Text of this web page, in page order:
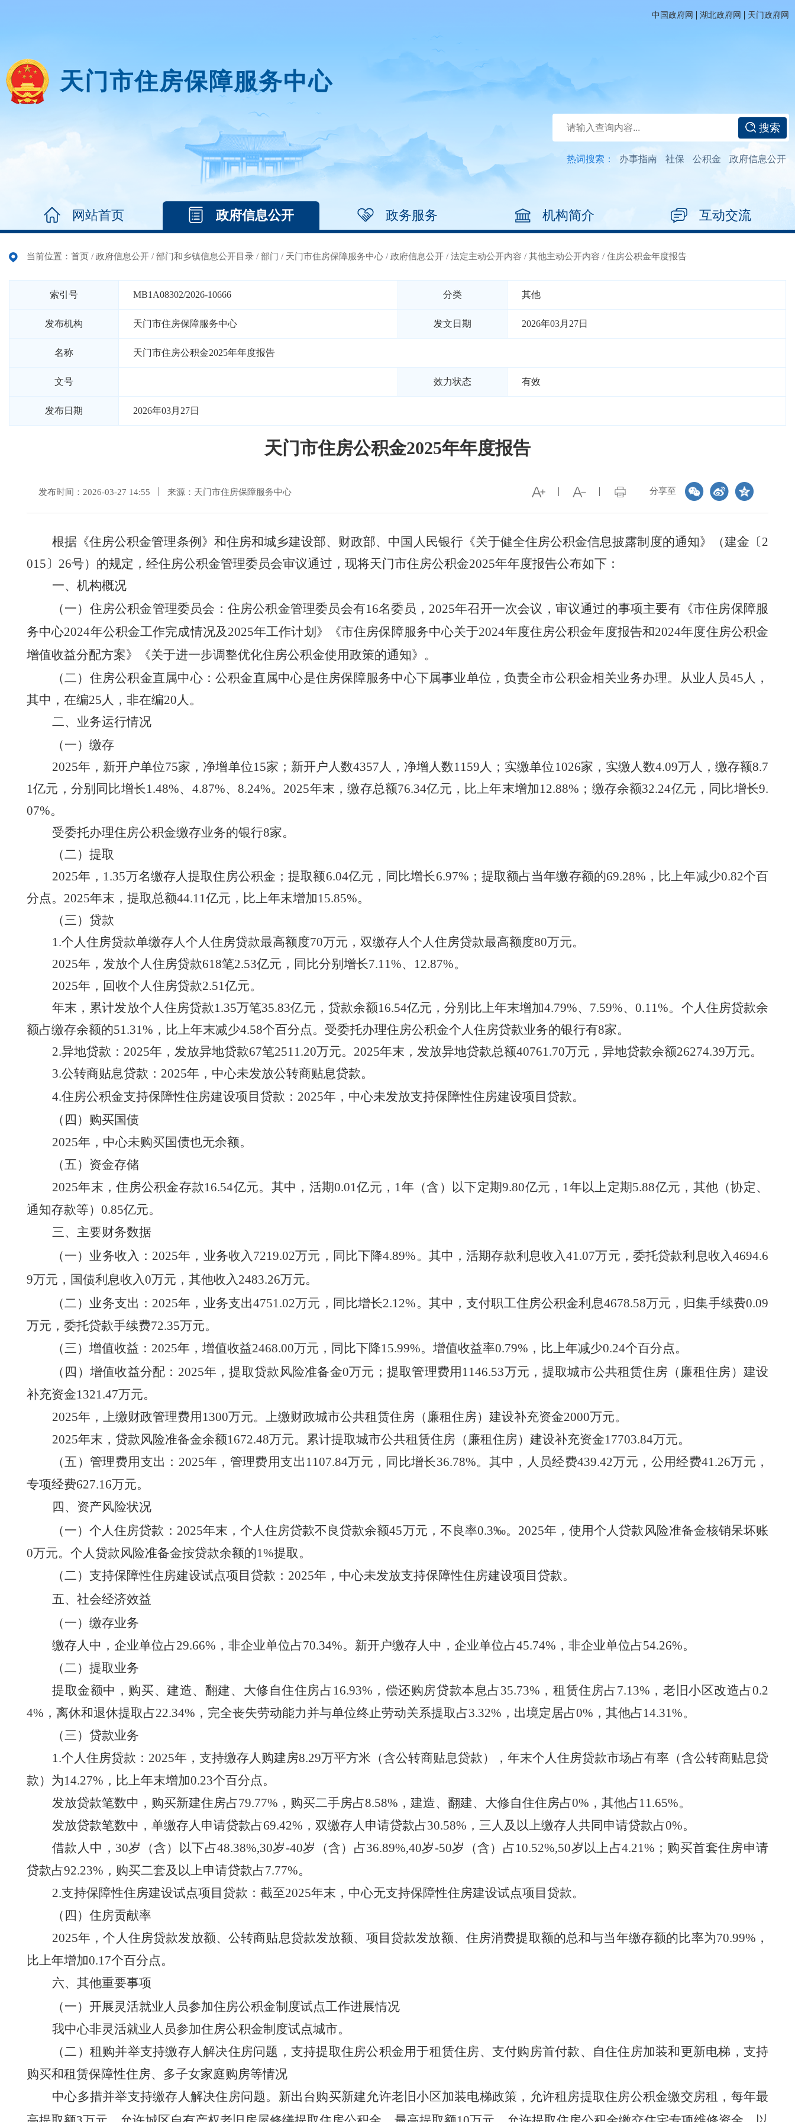
中国政府网 | 湖北政府网 | 天门政府网
天门市住房保障服务中心
搜索
热词搜索： 办事指南 社保 公积金 政府信息公开
网站首页 政府信息公开 政务服务 机构简介 互动交流
当前位置： 首页 / 政府信息公开 / 部门和乡镇信息公开目录 / 部门 / 天门市住房保障服务中心 / 政府信息公开 / 法定主动公开内容 / 其他主动公开内容 / 住房公积金年度报告
索引号 MB1A08302/2026-10666 分类 其他
发布机构 天门市住房保障服务中心 发文日期 2026年03月27日
名称 天门市住房公积金2025年年度报告
文号 效力状态 有效
发布日期 2026年03月27日
天门市住房公积金2025年年度报告
分享至
发布时间：2026-03-27 14:55 来源：天门市住房保障服务中心
根据《住房公积金管理条例》和住房和城乡建设部、财政部、中国人民银行《关于健全住房公积金信息披露制度的通知》 （建金〔2
015〕26号） 的规定，经住房公积金管理委员会审议通过，现将天门市住房公积金2025年年度报告公布如下：
一、机构概况
（一）住房公积金管理委员会： 住房公积金管理委员会有16名委员， 2025年召开一次会议，审议通过的事项主要有《市住房保障服
务中心2024年公积金工作完成情况及2025年工作计划 》《市住房保障服务中心关于2024年度住房公积金年度报告和2024年度住房公积金
增值收益分配方案》
《关于进一步调整优化住房公积金使用政策的通知》。
（二）住房公积金直属中心：公积金直属中心是住房保障服务中心下属事业单位，负责全市公积金相关业务办理。从业人员45人，
其中，在编25人，非在编20人。
二、业务运行情况
（一）缴存
2025年，新开户单位75家，净增单位15家；新开户人数4357人，净增人数1159人；实缴单位 1026家，实缴人数4.09万人，缴存额8.7
1亿元，分别同比增长1.48%、 4.87%、8.24%。 2025年末，缴存总额76.34亿元，比上年末增加12.88% ； 缴存余额32.24亿元，同比增长9.
07%。
受委托办理住房公积金缴存业务的银行8家。
（二）提取
2025年， 1.35万名缴存人提取住房公积金；提取额6.04亿元，同 比增长6.97% ； 提取额占当年缴存额的69.28% ， 比上年减少0.82个百
分点。 2025年末，提取总额44.11亿元，比上年末增加15.85%。
（三）贷款
1.个人住房贷款单缴存人个人住房贷款最高额度70万元，双缴存人个人住房贷款最高额度80万元。
2025年，发放个人住房贷款618笔2.53亿元，同比分别增长7.11%、 12.87%。
2025年，回收个人住房贷款2.51亿元。
年末，累计发放个人住房贷款1.35万笔35.83亿元，贷款余额16.54亿元，分别比上年末增加4.79%、 7.59%、0.11%。个人住房贷款余
额占缴存余额的51.31% ， 比上年末减少4.58个百分点。受委托办理住房公积金个人住房贷款业务的银行有8家。
2.异地贷款： 2025年，发放异地贷款67笔2511.20万元。 2025年末，发放异地贷款总额40761.70万元，异地贷款余额26274.39万元。
3.公转商贴息贷款：2025年，中心未发放公转商贴息贷款。
4.住房公积金支持保障性住房建设项目贷款 ： 2025年，中心未发放支持保障性住房建设项目贷款。
（四）购买国债
2025年，中心未购买国债也无余额。
（五）资金存储
2025年末，住房公积金存款16.54亿元。其中，活期0.01亿元， 1年 （含 ） 以下定期9.80亿元， 1年以上定期5.88亿元，其他 （协定、
通知存款等） 0.85亿元。
三、主要财务数据
（一）业务收入： 2025年，业务收入7219.02万元，同比下降4.89%。其中，活期存款利息收入41.07万元，委托贷款利息收入4694.6
9万元，国债利息收入0万元，其他收入2483.26万元。
（二）业务支出： 2025年，业务支出4751.02万元，同比增长2.12%。其中，支付职工住房公积金利息4678.58万元，归集手续费0.09
万元 ， 委托贷款手续费72.35万元。
（三）增值收益： 2025年，增值收益2468.00万元，同比下降15.99%。增值收益率0.79%，比上年减少0.24个百分点。
（四）增值收益分配： 2025年，提取贷款风险准备金0万元；提取管理费用 1146.53万元，提取城市公共租赁住房 （ 廉租住房） 建设
补充资金1321.47万元。
2025年， 上缴财政管理费用 1300万元。上缴财政城市公共租赁住房 （ 廉租住房） 建设补充资金2000万元。
2025年末，贷款风险准备金余额1672.48万元。累计提取城市公共租赁住房 （ 廉租住房） 建设补充资金17703.84万元。
（五）管理费用支出： 2025年，管理费用支出 1107.84万元，同比增长36.78%。其中，人员经费439.42万元，公用经费41.26万元，
专项经费627.16万元。
四、资产风险状况
（一）个人住房贷款： 2025年末，个人住房贷款不良贷款余额45万元，不良率0.3‰。 2025年，使用个人贷款风险准备金核销呆坏账
0万元。个人贷款风险准备金按贷款余额的1%提取。
（二）支持保障性住房建设试点项目贷款： 2025年，中心未发放支持保障性住房建设项目贷款。
五、社会经济效益
（一）缴存业务
缴存人中，企业单位占29.66% ， 非企业单位占70.34%。新开户缴存人中，企业单位占45.74% ， 非企业单位占54.26%。
（二）提取业务
提取金额中，购买、建造、翻建、大修自住住房占 16.93% ， 偿还购房贷款本息占35.73% ，租赁住房占7.13% ，老旧小区改造占0.2
4% ， 离休和退休提取占22.34% ， 完全丧失劳动能力并与单位终止劳动关系提取占3.32% ， 出境定居占0%， 其他占14.31%。
（三）贷款业务
1.个人住房贷款： 2025年，支持缴存人购建房8.29万平方米 （含公转商贴息贷款）， 年末个人住房贷款市场占有率 （含公转商贴息贷
款） 为14.27% ， 比上年末增加0.23个百分点。
发放贷款笔数中，购买新建住房占79.77% ， 购买二手房占8.58% ， 建造、翻建、大修自住住房占0% ， 其他占11.65%。
发放贷款笔数中，单缴存人申请贷款占69.42% ， 双缴存人申请贷款占30.58% ， 三人及以上缴存人共同申请贷款占0%。
借款人中， 30岁 （含） 以下占48.38%,30岁-40岁 （含） 占36.89%,40岁-50岁 （含） 占10.52%,50岁以上占4.21% ； 购买首套住房申请
贷款占92.23% ， 购买二套及以上申请贷款占7.77%。
2.支持保障性住房建设试点项目贷款 ：截至2025年末，中心无支持保障性住房建设试点项目贷款。
（四）住房贡献率
2025年，个人住房贷款发放额、公转商贴息贷款发放额、项目贷款发放额、住房消费提取额的总和与当年缴存额的比率为70.99% ，
比上年增加0.17个百分点。
六、其他重要事项
（一）开展灵活就业人员参加住房公积金制度试点工作进展情况
我中心非灵活就业人员参加住房公积金制度试点城市。
（二）租购并举支持缴存人解决住房问题，支持提取住房公积金用于租赁住房、支付购房首付款、自住住房加装和更新电梯，支持
购买和租赁保障性住房、多子女家庭购房等情况
中心多措并举支持缴存人解决住房问题。新出台购买新建允许老旧小区加装电梯政策，允许租房提取住房公积金缴交房租，每年最